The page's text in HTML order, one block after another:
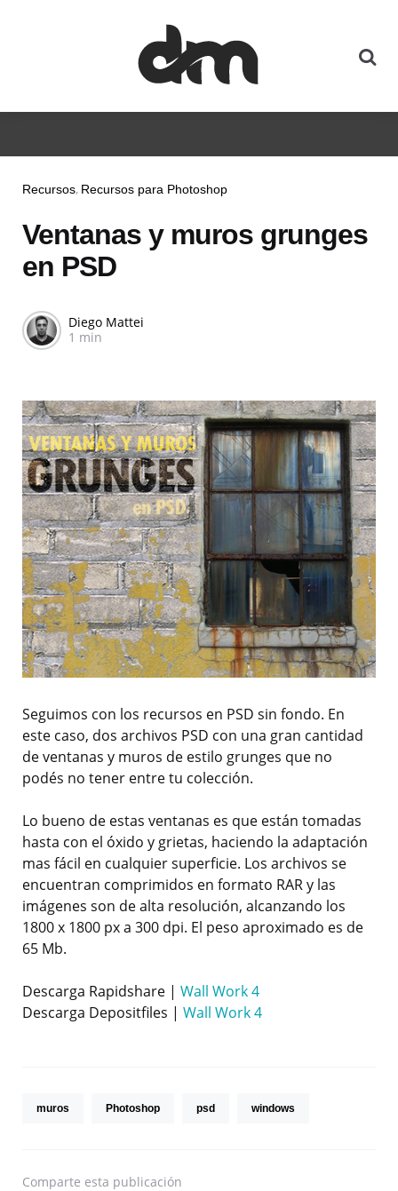
Recursos Recursos para Photoshop
Ventanas y muros grunges
en PSD
Diego Mattei
1 min
Seguimos con los recursos en PSD sin fondo. En
este caso, dos archivos PSD con una gran cantidad
de ventanas y muros de estilo grunges que no
podés no tener entre tu colección.
Lo bueno de estas ventanas es que están tomadas
hasta con el óxido y grietas, haciendo la adaptación
mas fácil en cualquier superficie. Los archivos se
encuentran comprimidos en formato RAR y las
imágenes son de alta resolución, alcanzando los
1800 x 1800 px a 300 dpi. El peso aproximado es de
65 Mb.
Descarga Rapidshare | Wall Work 4
Descarga Depositfiles | Wall Work 4
muros Photoshop psd windows
Comparte esta publicación